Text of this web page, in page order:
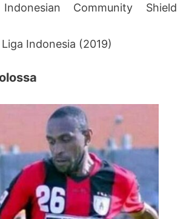
Community Shield
Indonesia (2019)